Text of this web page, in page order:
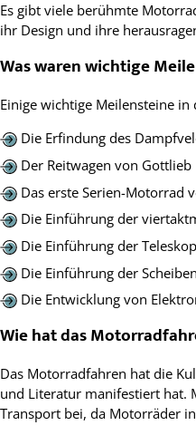
Es gibt viele berühmte
ihr Design und ihre
Was waren wichtige
Einige wichtige Meilensteine
Die Erfindung des
Der Reitwagen von
Das erste Serien-Motorrad
Die Einführung der
Die Einführung der
Die Einführung der
Die Entwicklung von
Wie hat das
Das Motorradfahren hat die
und Literatur manifestiert hat.
Transport bei, da Motorräder